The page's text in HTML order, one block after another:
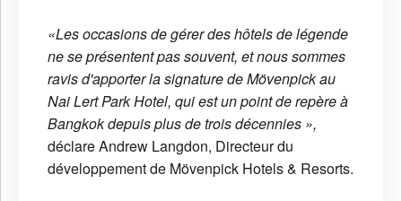
«Les occasions de gérer des hôtels de légende
ne se présentent pas souvent, et nous sommes
ravis d'apporter la signature de Mövenpick au
Nai Lert Park Hotel, qui est un point de repère à
Bangkok depuis plus de trois décennies »,
déclare Andrew Langdon, Directeur du
développement de Mövenpick Hotels & Resorts.